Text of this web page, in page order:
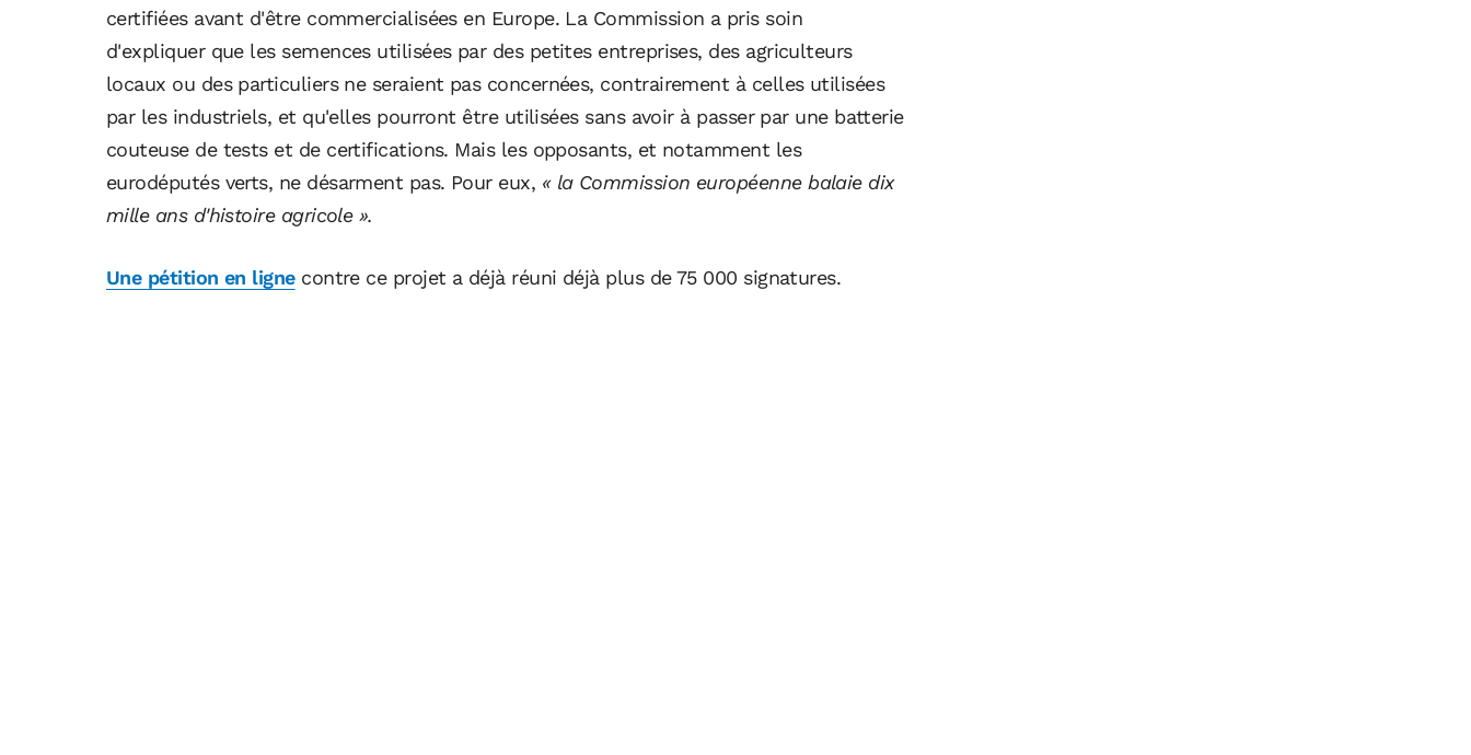
certifiées avant d'être commercialisées en Europe. La Commission a pris soin
d'expliquer que les semences utilisées par des petites entreprises, des agriculteurs
locaux ou des particuliers ne seraient pas concernées, contrairement à celles utilisées
par les industriels, et qu'elles pourront être utilisées sans avoir à passer par une batterie
couteuse de tests et de certifications. Mais les opposants, et notamment les
eurodéputés verts, ne désarment pas. Pour eux, « la Commission européenne balaie dix
mille ans d'histoire agricole ».
Une pétition en lignecontre ce projet a déjà réuni déjà plus de 75 000 signatures.